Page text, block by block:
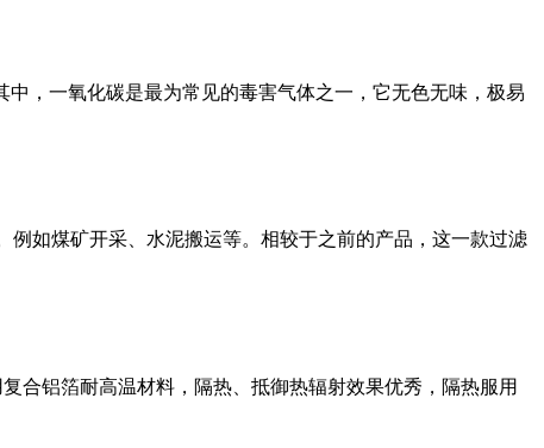
，一氧化碳是最为常见的毒害气体之一，它无色无味，极易
如煤矿开采、水泥搬运等。相较于之前的产品，这一款过滤
合铝箔耐高温材料，隔热、抵御热辐射效果优秀，隔热服用